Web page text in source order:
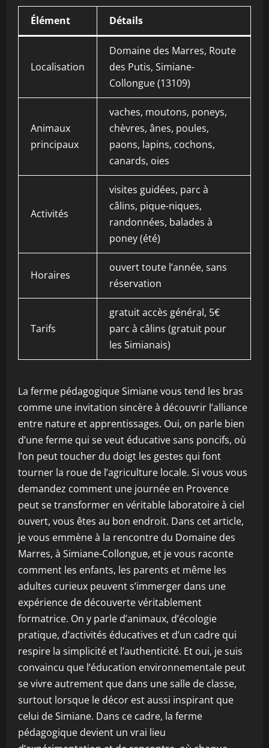
Élément Détails
Localisation
Domaine des Marres, Route
des Putis, Simiane-
Collongue (13109)
Animaux
principaux
vaches, moutons, poneys,
chèvres, ânes, poules,
paons, lapins, cochons,
canards, oies
Activités
visites guidées, parc à
câlins, pique-niques,
randonnées, balades à
poney (été)
Horaires
ouvert toute l’année, sans
réservation
Tarifs
gratuit accès général, 5€
parc à câlins (gratuit pour
les Simianais)
La ferme pédagogique Simiane vous tend les bras
comme une invitation sincère à découvrir l’alliance
entre nature et apprentissages. Oui, on parle bien
d’une ferme qui se veut éducative sans poncifs, où
l’on peut toucher du doigt les gestes qui font
tourner la roue de l’agriculture locale. Si vous vous
demandez comment une journée en Provence
peut se transformer en véritable laboratoire à ciel
ouvert, vous êtes au bon endroit. Dans cet article,
je vous emmène à la rencontre du Domaine des
Marres, à Simiane-Collongue, et je vous raconte
comment les enfants, les parents et même les
adultes curieux peuvent s’immerger dans une
expérience de découverte véritablement
formatrice. On y parle d’animaux, d’écologie
pratique, d’activités éducatives et d’un cadre qui
respire la simplicité et l’authenticité. Et oui, je suis
convaincu que l’éducation environnementale peut
se vivre autrement que dans une salle de classe,
surtout lorsque le décor est aussi inspirant que
celui de Simiane. Dans ce cadre, la ferme
pédagogique devient un vrai lieu